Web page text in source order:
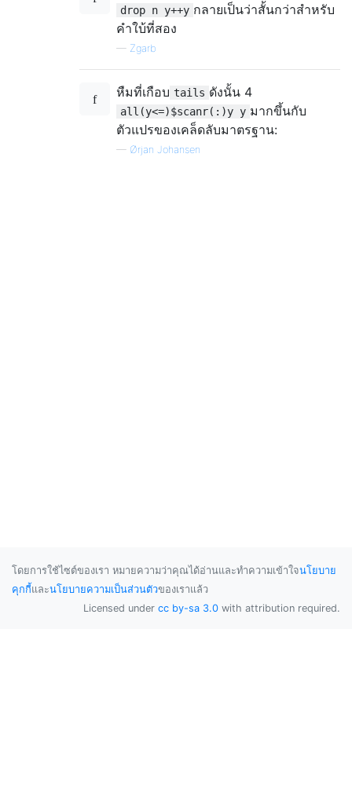
drop n y++y กลายเป็นว่าสั้นกว่าสำหรับ
คำใบ้ที่สอง
— Zgarb
หืมที่เกือบ tails ดังนั้น 4
all(y<=)$scanr(:)y y มากขึ้นกับ
ตัวแปรของเคล็ดลับมาตรฐาน:
— Ørjan Johansen
โดยการใช้ไซต์ของเรา หมายความว่าคุณได้อ่านและทำความเข้าใจนโยบาย
คุกกี้และนโยบายความเป็นส่วนตัวของเราแล้ว
Licensed under cc by-sa 3.0 with attribution required.